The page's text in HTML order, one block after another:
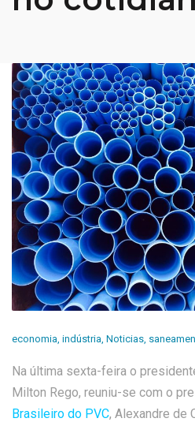
economia indústria Noticias
Na última sexta-feira o
Milton Rego, reuniu-se com o
Brasileiro do PVC, Alexandre de